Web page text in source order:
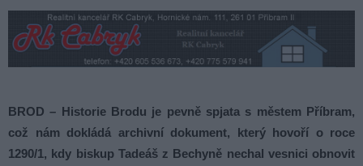
BROD – Historie Brodu je pevně spjata s městem Příbram,
což nám dokládá archivní dokument, který hovoří o roce
1290/1, kdy biskup Tadeáš z Bechyně nechal vesnici obnovit